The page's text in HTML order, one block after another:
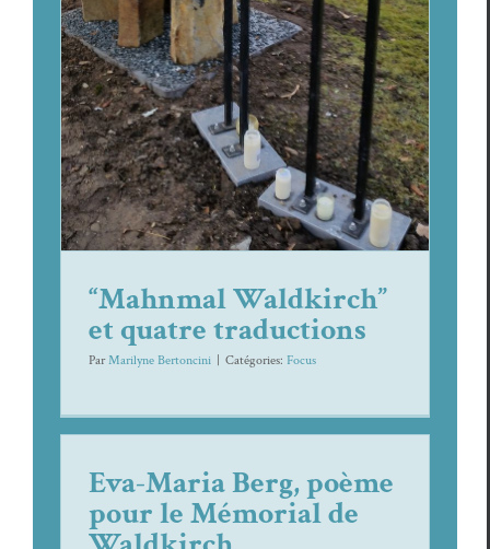
“Mahnmal Waldkirch”
et quatre traductions
ParMarilyne Bertoncini Caté­gories: Focus
Eva-Maria Berg, poème
pour le Mémorial de